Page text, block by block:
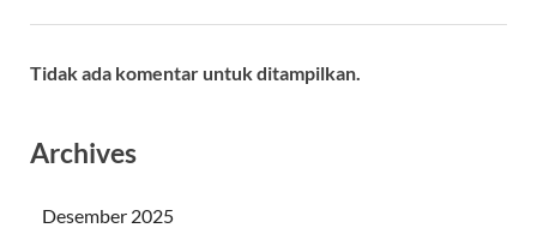
Tidak ada komentar untuk ditampilkan.
Archives
Desember 2025